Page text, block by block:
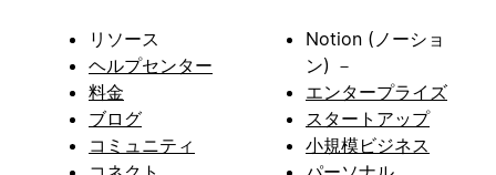
リソース
ヘルプセンター
料金
ブログ
コミュニティ
Notion (ノーショ
ン) －
エンタープライズ
スタートアップ
小規模ビジネス